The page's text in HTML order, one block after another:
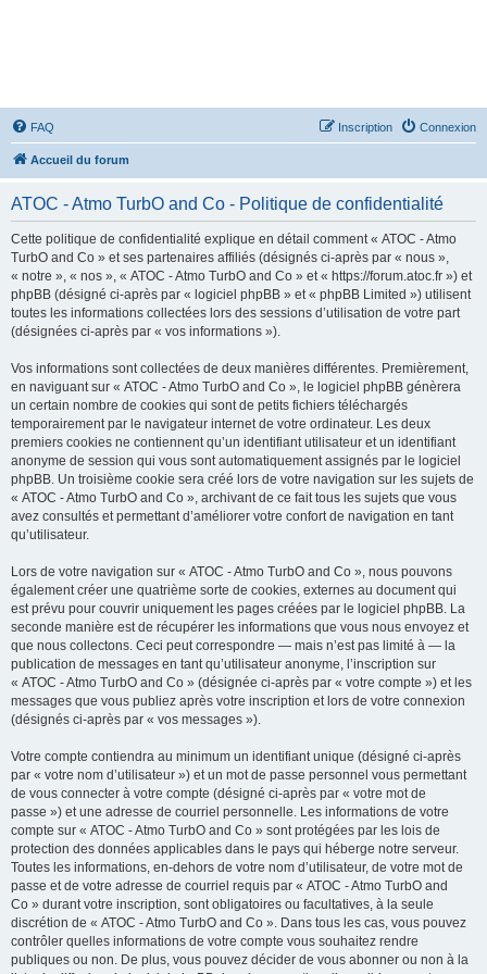
FAQ Connexion
Inscription
Accueil du forum
ATOC - Atmo TurbO and Co - Politique de confidentialité
Cette politique de confidentialité explique en détail comment « ATOC - Atmo
TurbO and Co » et ses partenaires affiliés (désignés ci-après par « nous »,
« notre », « nos », « ATOC - Atmo TurbO and Co » et « https://forum.atoc.fr ») et
phpBB (désigné ci-après par « logiciel phpBB » et « phpBB Limited ») utilisent
toutes les informations collectées lors des sessions d’utilisation de votre part
(désignées ci-après par « vos informations »).
Vos informations sont collectées de deux manières différentes. Premièrement,
en naviguant sur « ATOC - Atmo TurbO and Co », le logiciel phpBB génèrera
un certain nombre de cookies qui sont de petits fichiers téléchargés
temporairement par le navigateur internet de votre ordinateur. Les deux
premiers cookies ne contiennent qu’un identifiant utilisateur et un identifiant
anonyme de session qui vous sont automatiquement assignés par le logiciel
phpBB. Un troisième cookie sera créé lors de votre navigation sur les sujets de
« ATOC - Atmo TurbO and Co », archivant de ce fait tous les sujets que vous
avez consultés et permettant d’améliorer votre confort de navigation en tant
qu’utilisateur.
Lors de votre navigation sur « ATOC - Atmo TurbO and Co », nous pouvons
également créer une quatrième sorte de cookies, externes au document qui
est prévu pour couvrir uniquement les pages créées par le logiciel phpBB. La
seconde manière est de récupérer les informations que vous nous envoyez et
que nous collectons. Ceci peut correspondre — mais n’est pas limité à — la
publication de messages en tant qu’utilisateur anonyme, l’inscription sur
« ATOC - Atmo TurbO and Co » (désignée ci-après par « votre compte ») et les
messages que vous publiez après votre inscription et lors de votre connexion
(désignés ci-après par « vos messages »).
Votre compte contiendra au minimum un identifiant unique (désigné ci-après
par « votre nom d’utilisateur ») et un mot de passe personnel vous permettant
de vous connecter à votre compte (désigné ci-après par « votre mot de
passe ») et une adresse de courriel personnelle. Les informations de votre
compte sur « ATOC - Atmo TurbO and Co » sont protégées par les lois de
protection des données applicables dans le pays qui héberge notre serveur.
Toutes les informations, en-dehors de votre nom d’utilisateur, de votre mot de
passe et de votre adresse de courriel requis par « ATOC - Atmo TurbO and
Co » durant votre inscription, sont obligatoires ou facultatives, à la seule
discrétion de « ATOC - Atmo TurbO and Co ». Dans tous les cas, vous pouvez
contrôler quelles informations de votre compte vous souhaitez rendre
publiques ou non. De plus, vous pouvez décider de vous abonner ou non à la